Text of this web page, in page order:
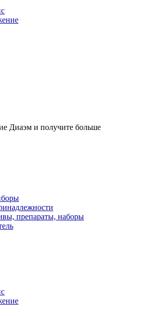
Диаэм и получите больше
препараты, наборы